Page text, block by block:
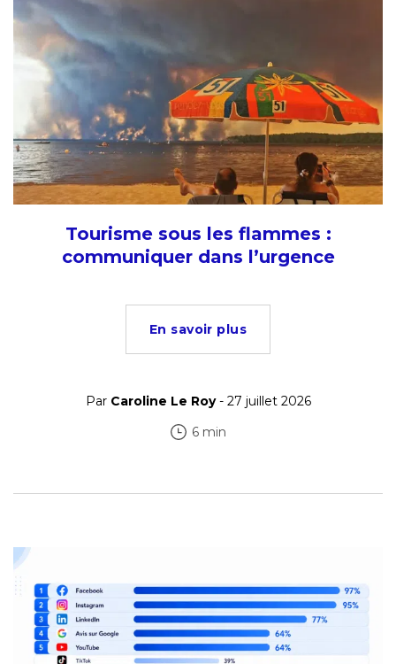
Tourisme sous les flammes :
communiquer dans l’urgence
En savoir plus
Par Caroline Le Roy- 27 juillet 2026
6 min